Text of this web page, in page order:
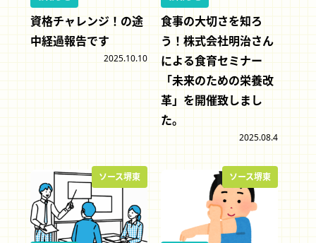
資格チャレンジ！の途
中経過報告です
2025.10.10
食事の大切さを知ろ
う！株式会社明治さん
による食育セミナー
「未来のための栄養改
革」を開催致しまし
た。
2025.08.4
ソース堺東 ソース堺東